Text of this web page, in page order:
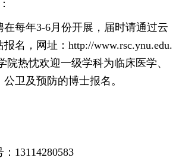
在每年3-6月份开展，届时请通过云
名，网址：http://www.rsc.ynu.edu.
院热忱欢迎一级学科为临床医学、
卫及预防的博士报名。
13114280583